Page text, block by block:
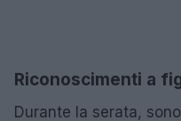
Riconoscimenti a
Durante la serata,